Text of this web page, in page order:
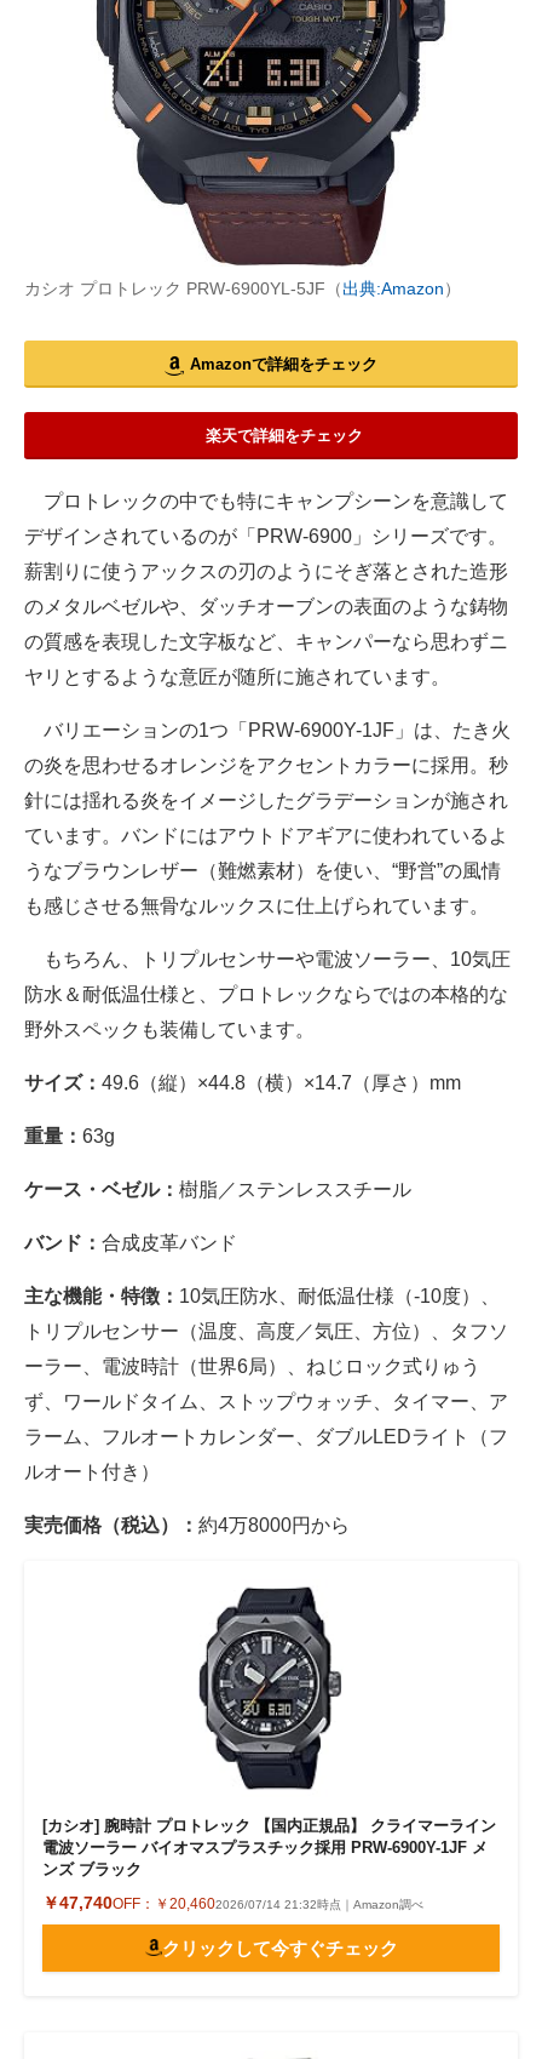
カシオ プロトレック PRW-6900YL-5JF（出典:Amazon）
Amazonで詳細をチェック
楽天で詳細をチェック
プロトレックの中でも特にキャンプシーンを意識して
デザインされているのが「PRW-6900」シリーズです。
薪割りに使うアックスの刃のようにそぎ落とされた造形
のメタルベゼルや、ダッチオーブンの表面のような鋳物
の質感を表現した文字板など、キャンパーなら思わずニ
ヤリとするような意匠が随所に施されています。
バリエーションの1つ「PRW-6900Y-1JF」は、たき火
の炎を思わせるオレンジをアクセントカラーに採用。秒
針には揺れる炎をイメージしたグラデーションが施され
ています。バンドにはアウトドアギアに使われているよ
うなブラウンレザー（難燃素材）を使い、“野営”の風情
も感じさせる無骨なルックスに仕上げられています。
もちろん、トリプルセンサーや電波ソーラー、10気圧
防水＆耐低温仕様と、プロトレックならではの本格的な
野外スペックも装備しています。
サイズ： 49.6（縦）×44.8（横）×14.7（厚さ）mm
重量： 63g
ケース・ベゼル： 樹脂／ステンレススチール
バンド： 合成皮革バンド
主な機能・特徴： 10気圧防水、耐低温仕様（-10度）、
トリプルセンサー（温度、高度／気圧、方位）、タフソ
ーラー、電波時計（世界6局）、ねじロック式りゅう
ず、ワールドタイム、ストップウォッチ、タイマー、ア
ラーム、フルオートカレンダー、ダブルLEDライト（フ
ルオート付き）
実売価格（税込）： 約4万8000円から
[カシオ] 腕時計 プロトレック 【国内正規品】 クライマーライン
電波ソーラー バイオマスプラスチック採用 PRW-6900Y-1JF メ
ンズ ブラック
￥47,740OFF： ￥20,4602026/07/14 21:32時点｜Amazon調べ
クリックして今すぐチェック